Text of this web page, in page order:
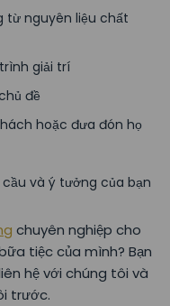
từ nguyên liệu chất
giải trí
đề
hoặc đưa đón họ
và ý tưởng của bạn
chuyên nghiệp cho
tiệc của mình? Bạn
hệ với chúng tôi và
trước.